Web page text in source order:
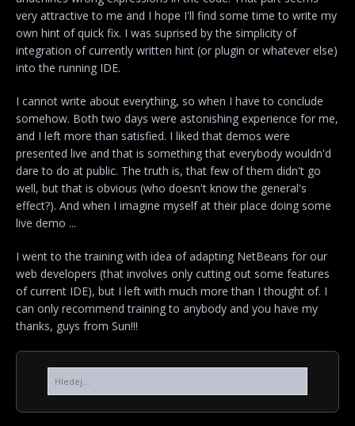
very attractive to me and I hope I'll find some time to write my
own hint of quick fix. I was suprised by the simplicity of
integration of currently written hint (or plugin or whatever else)
into the running IDE.
I cannot write about everything, so when I have to conclude
somehow. Both two days were astonishing experience for me,
and I left more than satisfied. I liked that demos were
presented live and that is something that everybody wouldn'd
dare to do at public. The truth is, that few of them didn't go
well, but that is obvious (who doesn't know the general's
effect?). And when I imagine myself at their place doing some
live demo ...
I went to the training with idea of adapting NetBeans for our
web developers (that involves only cutting out some features
of current IDE), but I left with much more than I thought of. I
can only recommend training to anybody and you have my
thanks, guys from Sun!!!